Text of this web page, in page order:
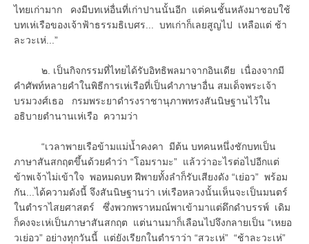
ไทยเก่ามาก คงมีบทเห่อื่นที่เก่าปานนั้นอีก แต่คนชั้นหลังมาชอบใช้
บทเห่เรือของเจ้าฟ้าธรรมธิเบศร... บทเก่าก็เลยสูญไป เหลือแต่ ช้า
ละวะเห่...”
๒. เป็นกิจกรรมที่ไทยได้รับอิทธิพลมาจากอินเดีย เนื่องจากมี
คำศัพท์หลายคำในพิธีการเห่เรือที่เป็นคำภาษาอื่น สมเด็จพระเจ้า
บรมวงศ์เธอ กรมพระยาดำรงราชานุภาพทรงสันนิษฐานไว้ใน
อธิบายตำนานเห่เรือ ความว่า
“เวลาพายเรือข้ามแม่น้ำคงคา มีต้น บทคนหนึ่งชักบทเป็น
ภาษาสันสกฤตขึ้นด้วยคำว่า “โอมรามะ” แล้วว่าอะไรต่อไปอีกแต่
ข้าพเจ้าไม่เข้าใจ พอหมดบท ฝีพายทั้งลำก็รับเสียงดัง “เย่อว” พร้อม
กัน...ได้ความดังนี้ จึงสันนิษฐานว่า เห่เรือหลวงนั้นเห็นจะเป็นมนตร์
ในตำราไสยศาสตร์ ซึ่งพวกพราหมณ์พาเข้ามาแต่ดึกดำบรรพ์ เดิม
ก็คงจะเห่เป็นภาษาสันสกฤต แต่นานมาก็เลือนไปจึงกลายเป็น “เหยอ
วเย่อว” อย่างทุกวันนี้ แต่ยังเรียกในตำราว่า “สวะเห่” “ช้าละวะเห่”